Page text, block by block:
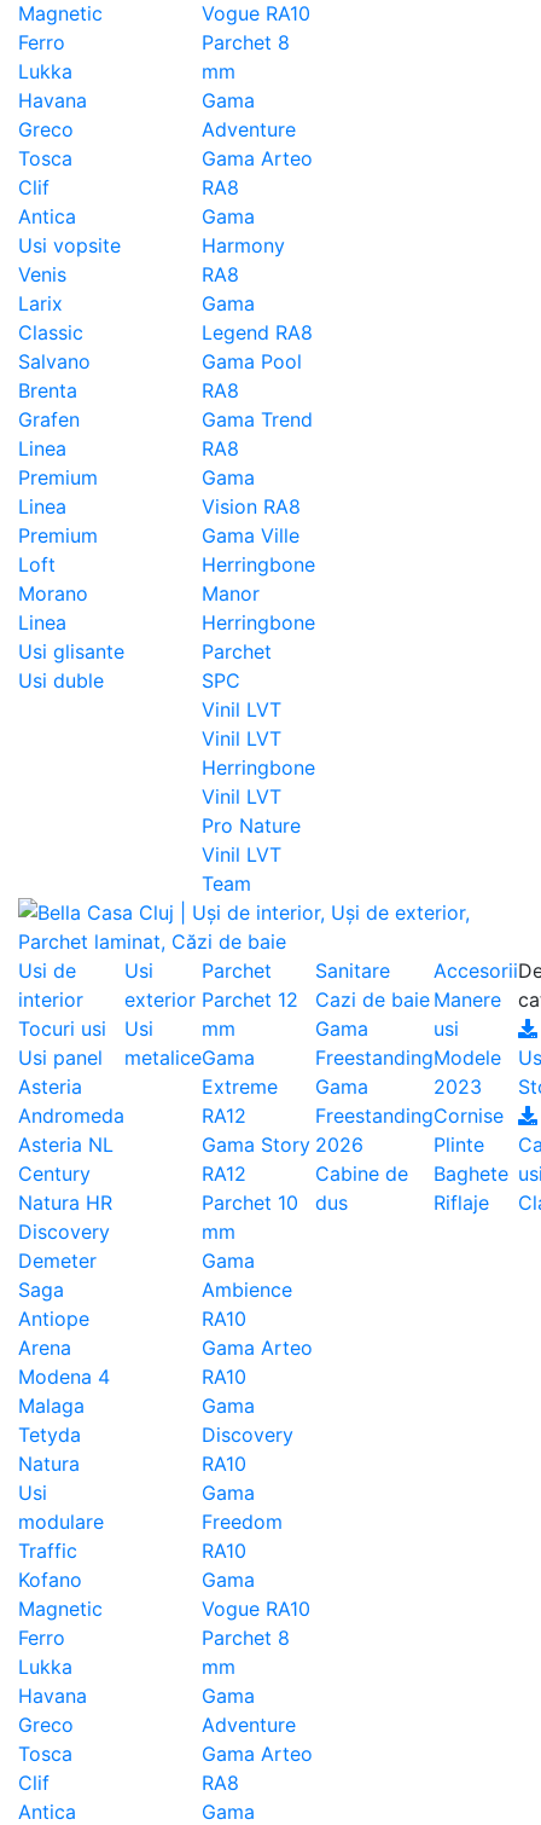
Magnetic
Ferro
Lukka
Havana
Greco
Tosca
Clif
Antica
Usi vopsite
Venis
Larix
Classic
Salvano
Brenta
Grafen
Linea
Premium
Linea
Premium
Loft
Morano
Linea
Usi glisante
Usi duble
Vogue RA10
Parchet 8
mm
Gama
Adventure
Gama Arteo
RA8
Gama
Harmony
RA8
Gama
Legend RA8
Gama Pool
RA8
Gama Trend
RA8
Gama
Vision RA8
Gama Ville
Herringbone
Manor
Herringbone
Parchet
SPC
Vinil LVT
Vinil LVT
Herringbone
Vinil LVT
Pro Nature
Vinil LVT
Team
Usi de
interior
Tocuri usi
Usi panel
Asteria
Andromeda
Asteria NL
Century
Natura HR
Discovery
Demeter
Saga
Antiope
Arena
Modena 4
Malaga
Tetyda
Natura
Usi
modulare
Traffic
Kofano
Magnetic
Ferro
Lukka
Havana
Greco
Tosca
Clif
Antica
Usi
exterior
Usi
metalice
Parchet
Parchet 12
mm
Gama
Extreme
RA12
Gama Story
RA12
Parchet 10
mm
Gama
Ambience
RA10
Gama Arteo
RA10
Gama
Discovery
RA10
Gama
Freedom
RA10
Gama
Vogue RA10
Parchet 8
mm
Gama
Adventure
Gama Arteo
RA8
Gama
Sanitare
Cazi de baie
Gama
Freestanding
Gama
Freestanding
2026
Cabine de
dus
Accesorii
Manere
usi
Modele
2023
Cornise
Plinte
Baghete
Riflaje